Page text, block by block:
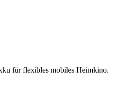
für flexibles mobiles Heimkino.